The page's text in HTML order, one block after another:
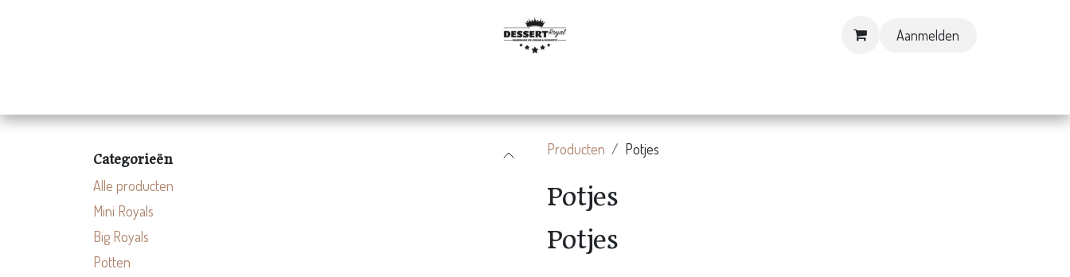
Aanmelden
Categorieën
Alle producten
Mini Royals
Big Royals
Potten
Producten Potjes
Potjes
Potjes